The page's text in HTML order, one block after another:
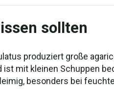
sollten
produziert große
ist mit kleinen Schuppen
besonders bei